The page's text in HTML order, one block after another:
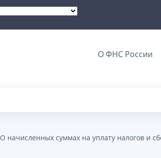
О ФНС России
О начисленных суммах на уплату налогов и